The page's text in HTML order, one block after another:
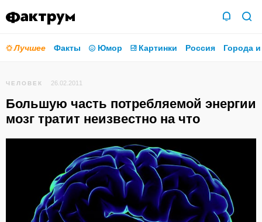
Лучшее Факты Юмор Картинки Россия Города
ЧЕЛОВЕК 26.02.2011
Большую часть потребляемой энергии
мозг тратит неизвестно на что